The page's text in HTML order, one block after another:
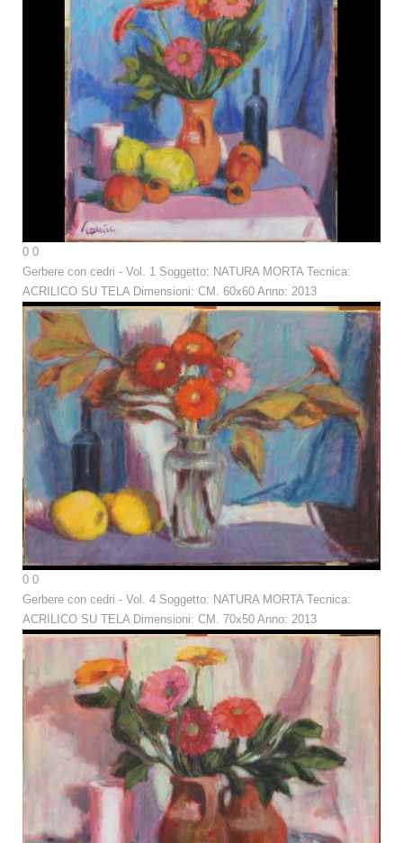
0 0
Gerbere con cedri - Vol. 1 Soggetto: NATURA MORTA Tecnica:
ACRILICO SU TELA Dimensioni: CM. 60x60 Anno: 2013
0 0
Gerbere con cedri - Vol. 4 Soggetto: NATURA MORTA Tecnica:
ACRILICO SU TELA Dimensioni: CM. 70x50 Anno: 2013